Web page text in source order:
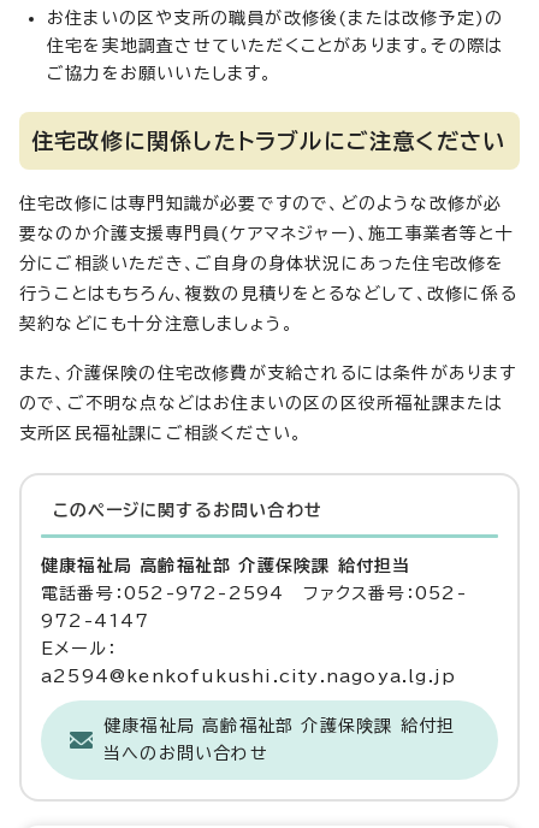
お住まいの区や支所の職員が改修後(または改修予定)の
住宅を実地調査させていただくことがあります。その際は
ご協力をお願いいたします。
住宅改修に関係したトラブルにご注意ください
住宅改修には専門知識が必要ですので、どのような改修が必
要なのか介護支援専門員(ケアマネジャー)、施工事業者等と十
分にご相談いただき、ご自身の身体状況にあった住宅改修を
行うことはもちろん、複数の見積りをとるなどして、改修に係る
契約などにも十分注意しましょう。
また、介護保険の住宅改修費が支給されるには条件があります
ので、ご不明な点などはお住まいの区の区役所福祉課または
支所区民福祉課にご相談ください。
このページに関する お問い合わせ
健康福祉局 高齢福祉部 介護保険課 給付担当
電話番号：052-972-2594 ファクス番号：052-
972-4147
Eメール：
a2594@kenkofukushi.city.nagoya.lg.jp
健康福祉局 高齢福祉部 介護保険課 給付担
当へのお問い合わせ